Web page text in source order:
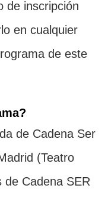
de inscripción
en cualquier
de este
de Cadena Ser
(Teatro
de Cadena SER